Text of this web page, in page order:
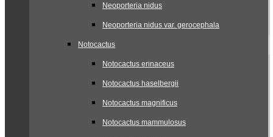
Neoporteria nidus
Neoporteria nidus var. gerocephala
Notocactus
Notocactus erinaceus
Notocactus haselbergii
Notocactus magnificus
Notocactus mammulosus